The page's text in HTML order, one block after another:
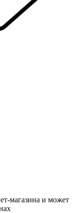
магазина и может